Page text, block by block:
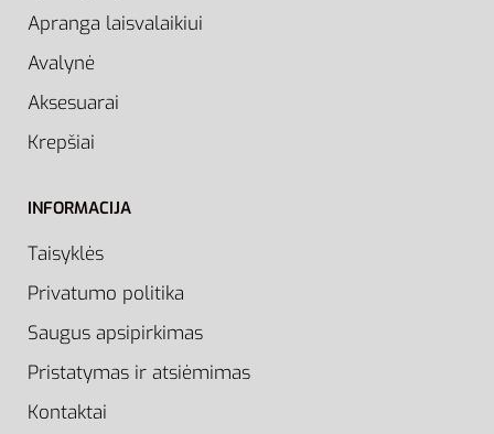
Apranga laisvalaikiui
Avalynė
Aksesuarai
Krepšiai
INFORMACIJA
Taisyklės
Privatumo politika
Saugus apsipirkimas
Pristatymas ir atsiėmimas
Kontaktai